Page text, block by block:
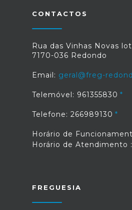
CONTACTOS
Rua das Vinhas Novas
7170-036 Redondo
Email: geral@freg-
Telemóvel: 961355830
Telefone: 266989130
Horário de
Horário de Atendimento
FREGUESIA